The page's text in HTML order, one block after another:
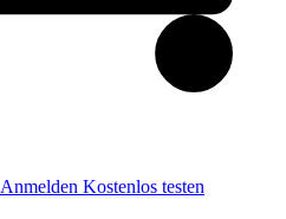
Anmelden Kostenlos testen